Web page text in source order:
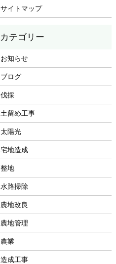
サイトマップ
お知らせ
ブログ
伐採
土留め工事
太陽光
宅地造成
整地
水路掃除
農地改良
農地管理
農業
造成工事